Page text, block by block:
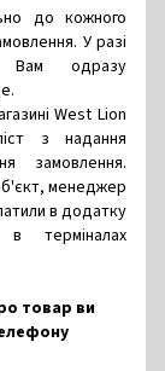
до кожного
У разі
Вам одразу
West Lion
з надання
замовлення.
менеджер
в додатку
терміналах
товар ви